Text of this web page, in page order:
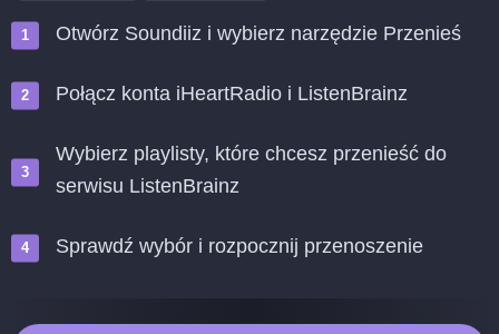
Otwórz Soundiiz i wybierz narzędzie Przenieś
Połącz konta iHeartRadio i ListenBrainz
Wybierz playlisty, które chcesz przenieść do
serwisu ListenBrainz
Sprawdź wybór i rozpocznij przenoszenie